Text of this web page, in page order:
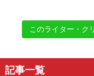
このライター・ク
記事一覧